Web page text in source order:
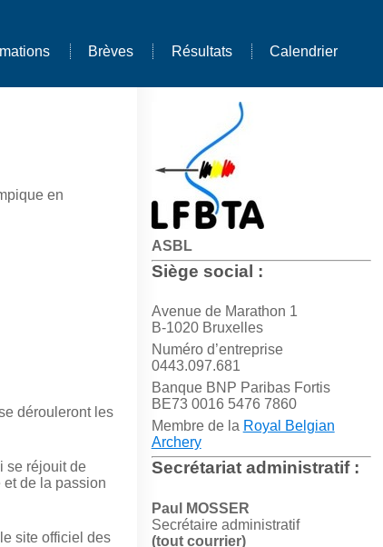
Brèves Résultats Calendrier
ASBL
Siège social :
Avenue de Marathon 1
B-1020 Bruxelles
Numéro d’entreprise
0443.097.681
Banque BNP Paribas Fortis
BE73 0016 5476 7860
Membre de la Royal Belgian
Archery
Secrétariat administratif :
Paul MOSSER
Secrétaire administratif
(tout courrier)
en
dérouleront les
se réjouit de
de la passion
site officiel des